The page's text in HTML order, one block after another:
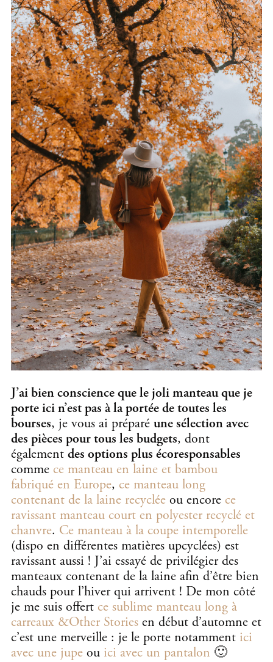
J’ai bien conscience que le joli manteau que je
porte ici n’est pas à la portée de toutes les
bourses, je vous ai préparé une sélection avec
des pièces pour tous les budgets, dont
également des options plus écoresponsables
comme ce manteau en laine et bambou
fabriqué en Europe, ce manteau long
contenant de la laine recyclée ou encore ce
ravissant manteau court en polyester recyclé et
chanvre. Ce manteau à la coupe intemporelle
(dispo en différentes matières upcyclées) est
ravissant aussi ! J’ai essayé de privilégier des
manteaux contenant de la laine afin d’être bien
chauds pour l’hiver qui arrivent ! De mon côté
je me suis offert ce sublime manteau long à
carreaux &Other Stories en début d’automne et
c’est une merveille : je le porte notamment ici
avec une jupe ou ici avec un pantalon 🙂